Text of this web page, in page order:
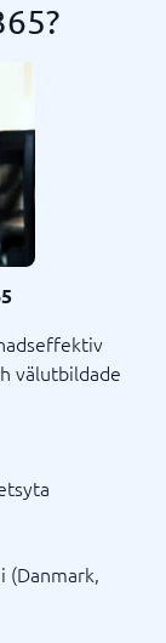
välutbildade
(Danmark,